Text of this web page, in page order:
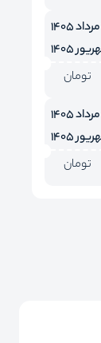
تومان
تومان